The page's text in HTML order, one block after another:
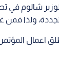
شالوم في
ولذا فمن
اعمال المؤتمر